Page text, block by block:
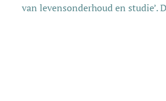
van levensonderhoud en studie’.